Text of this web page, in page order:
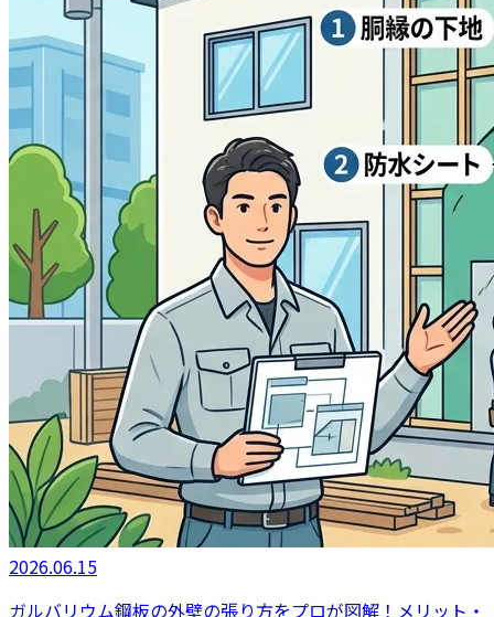
2026.06.15
ガルバリウム鋼板の外壁の張り方をプロが図解！メリット・